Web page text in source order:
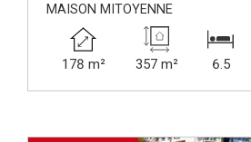
MAISON MITOYENNE
178 m² 357 m² 6.5